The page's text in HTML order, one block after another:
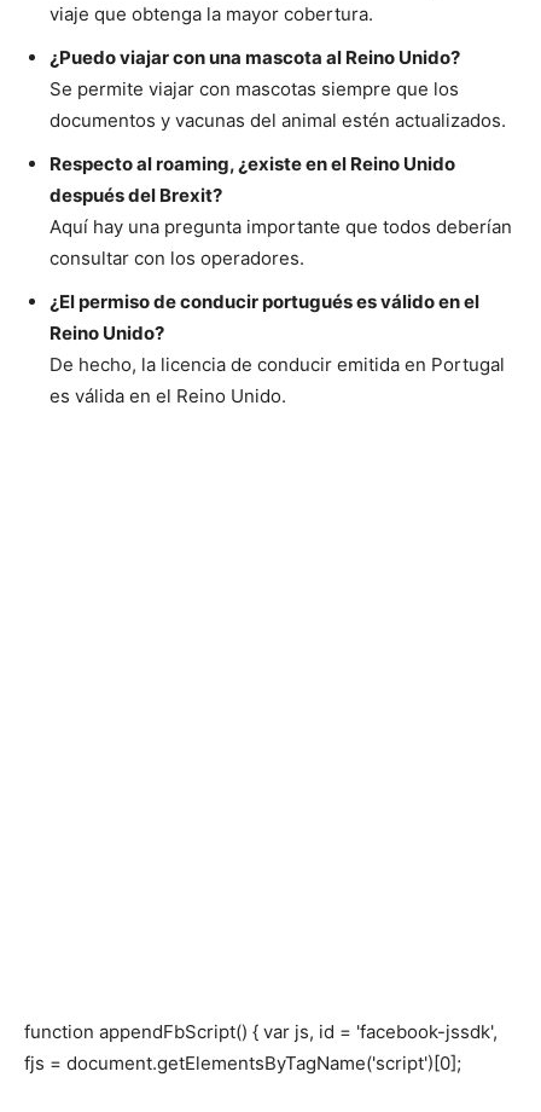
viaje que obtenga la mayor cobertura.
¿Puedo viajar con una mascota al Reino Unido?
Se permite viajar con mascotas siempre que los
documentos y vacunas del animal estén actualizados.
Respecto al roaming, ¿existe en el Reino Unido
después del Brexit?
Aquí hay una pregunta importante que todos deberían
consultar con los operadores.
¿El permiso de conducir portugués es válido en el
Reino Unido?
De hecho, la licencia de conducir emitida en Portugal
es válida en el Reino Unido.
function appendFbScript() { var js, id = 'facebook-jssdk',
fjs = document.getElementsByTagName('script')[0];